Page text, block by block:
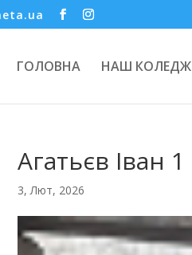
ГОЛОВНА НАШ КОЛЕДЖ
Агатьєв Іван 1
3, Лют, 2026